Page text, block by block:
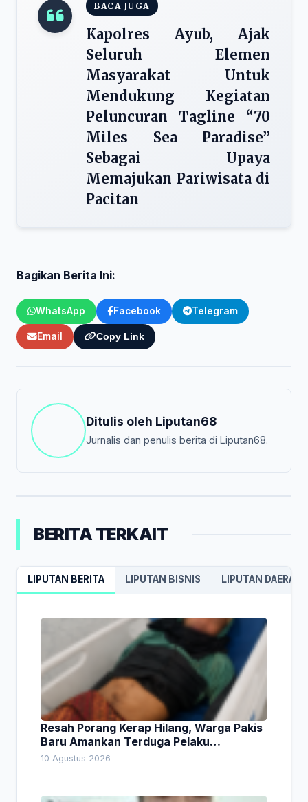
BACA JUGA
Kapolres Ayub, Ajak
Seluruh Elemen
Masyarakat Untuk
Mendukung Kegiatan
Peluncuran Tagline “70
Miles Sea Paradise”
Sebagai Upaya
Memajukan Pariwisata di
Pacitan
Bagikan Berita Ini:
WhatsApp Facebook Telegram
Email Copy Link
Ditulis oleh Liputan68
Jurnalis dan penulis berita di Liputan68.
BERITA TERKAIT
LIPUTAN BERITA LIPUTAN BISNIS LIPUTAN DAERAH
Resah Porang Kerap Hilang, Warga Pakis
Baru Amankan Terduga Pelaku
Pencurian
10 Agustus 2026